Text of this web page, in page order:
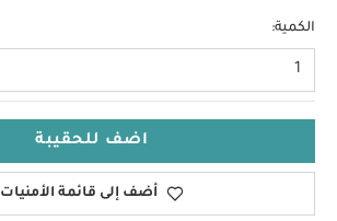
الكمية:
1
اضف للحقيبة
أضف إلى قائمة الأمنيات